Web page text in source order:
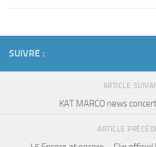
SUIVRE :
ARTICLE
KAT MARCO news
ARTICLE